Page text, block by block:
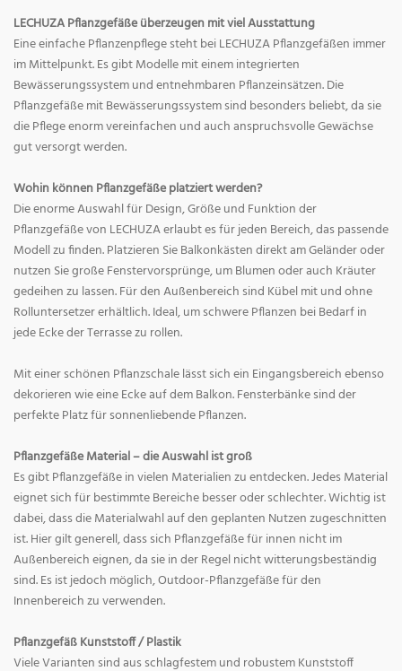
LECHUZA Pflanzgefäße überzeugen mit viel Ausstattung
Eine einfache Pflanzenpflege steht bei LECHUZA Pflanzgefäßen immer
im Mittelpunkt. Es gibt Modelle mit einem integrierten
Bewässerungssystem und entnehmbaren Pflanzeinsätzen. Die
Pflanzgefäße mit Bewässerungssystem sind besonders beliebt, da sie
die Pflege enorm vereinfachen und auch anspruchsvolle Gewächse
gut versorgt werden.
Wohin können Pflanzgefäße platziert werden?
Die enorme Auswahl für Design, Größe und Funktion der
Pflanzgefäße von LECHUZA erlaubt es für jeden Bereich, das passende
Modell zu finden. Platzieren Sie Balkonkästen direkt am Geländer oder
nutzen Sie große Fenstervorsprünge, um Blumen oder auch Kräuter
gedeihen zu lassen. Für den Außenbereich sind Kübel mit und ohne
Rolluntersetzer erhältlich. Ideal, um schwere Pflanzen bei Bedarf in
jede Ecke der Terrasse zu rollen.
Mit einer schönen Pflanzschale lässt sich ein Eingangsbereich ebenso
dekorieren wie eine Ecke auf dem Balkon. Fensterbänke sind der
perfekte Platz für sonnenliebende Pflanzen.
Pflanzgefäße Material – die Auswahl ist groß
Es gibt Pflanzgefäße in vielen Materialien zu entdecken. Jedes Material
eignet sich für bestimmte Bereiche besser oder schlechter. Wichtig ist
dabei, dass die Materialwahl auf den geplanten Nutzen zugeschnitten
ist. Hier gilt generell, dass sich Pflanzgefäße für innen nicht im
Außenbereich eignen, da sie in der Regel nicht witterungsbeständig
sind. Es ist jedoch möglich, Outdoor-Pflanzgefäße für den
Innenbereich zu verwenden.
Pflanzgefäß Kunststoff / Plastik
Viele Varianten sind aus schlagfestem und robustem Kunststoff